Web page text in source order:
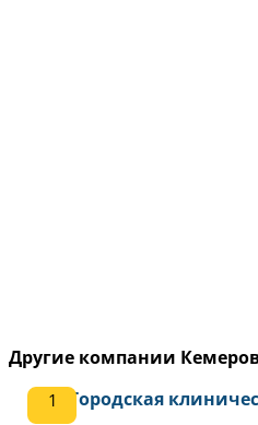
Другие компании
Городская